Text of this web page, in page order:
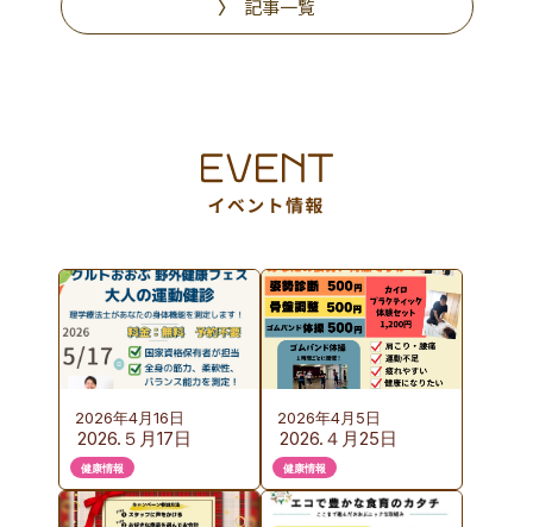
記事一覧
2026年4月16日
2026.５月17日
（日）KURUTOおお
ぶ 野外健康フェス
のご案内
健康情報
2026年4月5日
2026.４月25日
（土）カイロプラク
ティック体験会の
ご案内
健康情報